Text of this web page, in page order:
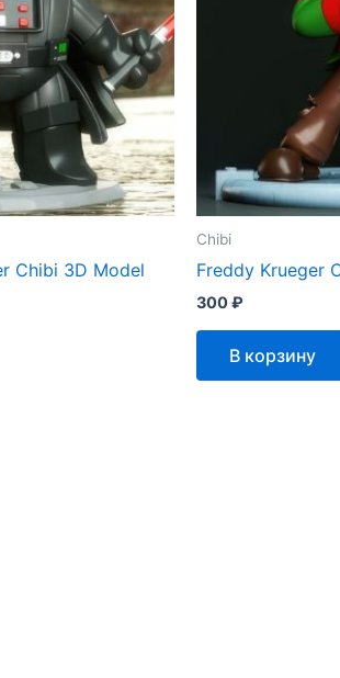
Chibi 3D Model
Chibi
Freddy Krueger
300₽
В корзину